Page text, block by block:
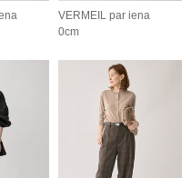
VERMEIL par iena
0cm